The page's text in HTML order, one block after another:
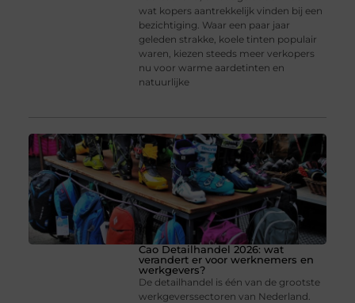
wat kopers aantrekkelijk vinden bij een
bezichtiging. Waar een paar jaar
geleden strakke, koele tinten populair
waren, kiezen steeds meer verkopers
nu voor warme aardetinten en
natuurlijke
Cao Detailhandel 2026: wat
verandert er voor werknemers en
werkgevers?
De detailhandel is één van de grootste
werkgeverssectoren van Nederland.